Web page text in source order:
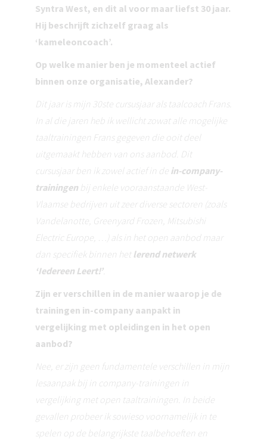
Syntra West, en dit al voor maar liefst 30 jaar.
Hij beschrijft zichzelf graag als
‘kameleoncoach’.
Op welke manier ben je momenteel actief
binnen onze organisatie, Alexander?
Dit jaar is mijn 30ste cursusjaar als taalcoach Frans.
In al die jaren heb ik wellicht zowat alle mogelijke
taaltrainingen Frans gegeven die ooit deel
uitgemaakt hebben van ons aanbod. Dit
cursusjaar ben ik zowel actief in de in-company-
trainingen bij enkele vooraanstaande West-
Vlaamse bedrijven uit zeer diverse sectoren (zoals
Vandelanotte, Greenyard Frozen, Mitsubishi
Electric Europe, …) als in het open aanbod maar
dan specifiek binnen het lerend netwerk
‘Iedereen Leert!’.
Zijn er verschillen in de manier waarop je de
trainingen in-company aanpakt in
vergelijking met opleidingen in het open
aanbod?
Nee, er zijn geen fundamentele verschillen in mijn
lesaanpak bij in company-trainingen in
vergelijking met open taaltrainingen. In beide
gevallen probeer ik sowieso voornamelijk in te
spelen op de belangrijkste taalbehoeften en